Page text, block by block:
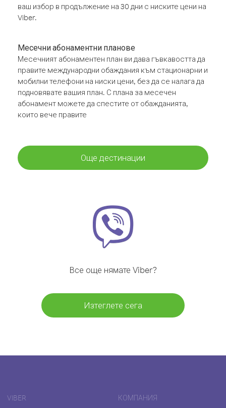
ваш избор в продължение на 30 дни с ниските цени на
Viber.
Месечни абонаментни планове
Месечният абонаментен план ви дава гъвкавостта да
правите международни обаждания към стационарни и
мобилни телефони на ниски цени, без да се налага да
подновявате вашия план. С плана за месечен
абонамент можете да спестите от обажданията,
които вече правите
Още дестинации
Все още нямате Viber?
Изтеглете сега
VIBER КОМПАНИЯ